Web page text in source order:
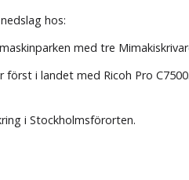
hos:
med tre
först i landet med Ricoh Pro
i Stockholmsförorten.